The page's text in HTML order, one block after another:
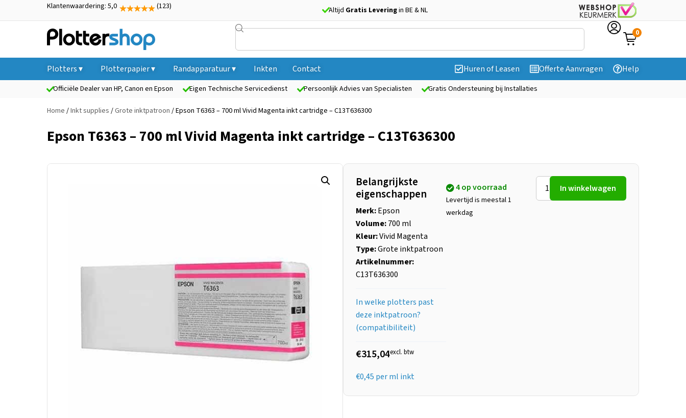
Klantenwaardering: 5,0 (123) Altijd Gratis Leveringin BE & NL
0
Plotters ▾ Plotterpapier ▾ Randapparatuur ▾ Inkten Contact Huren of Leasen Offerte Aanvragen Help
Officiële Dealer van HP, Canon en Epson Eigen Technische Servicedienst Persoonlijk Advies van Specialisten Gratis Ondersteuning bij Installaties
Home /Inkt supplies /Grote inktpatroon / Epson T6363 – 700 ml Vivid Magenta inkt cartridge – C13T636300
Epson T6363 – 700 ml Vivid Magenta inkt cartridge – C13T636300
Belangrijkste
eigenschappen
Merk:Epson
Volume:700 ml
Kleur:Vivid Magenta
Type:Grote inktpatroon
Artikelnummer:
C13T636300
In welke plotters past
deze inktpatroon?
(compatibiliteit)
€315,04excl. btw
€0,45 per ml inkt
4 op voorraad
Levertijd is meestal 1
werkdag
In winkelwagen